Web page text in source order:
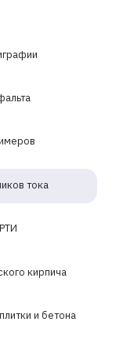
тока
кирпича
и бетона